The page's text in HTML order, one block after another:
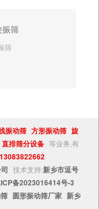
振筛
筛
振动筛 方形振动筛 旋
直排筛分设备 等业务,有
13083822662
技术支持:新乡市逗号
备2023016414号-3
圆形振动筛厂家 新乡